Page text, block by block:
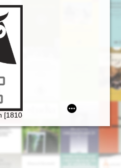
Chopina
środków tradycyjnych i
[1810-1849]. Życie i droga twórcza